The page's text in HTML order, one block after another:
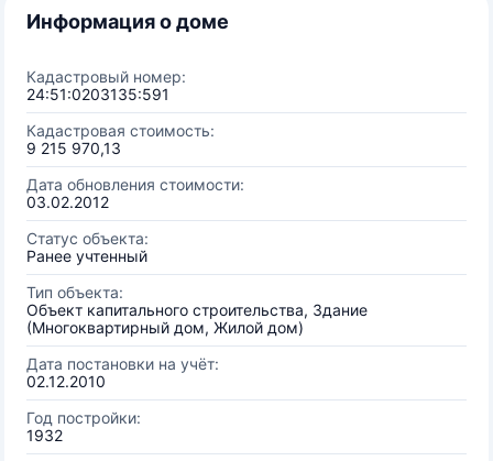
Информация о доме
Кадастровый номер:
24:51:0203135:591
Кадастровая стоимость:
9 215 970,13
Дата обновления стоимости:
03.02.2012
Статус объекта:
Ранее учтенный
Тип объекта:
Объект капитального строительства, Здание
(Многоквартирный дом, Жилой дом)
Дата постановки на учёт:
02.12.2010
Год постройки:
1932